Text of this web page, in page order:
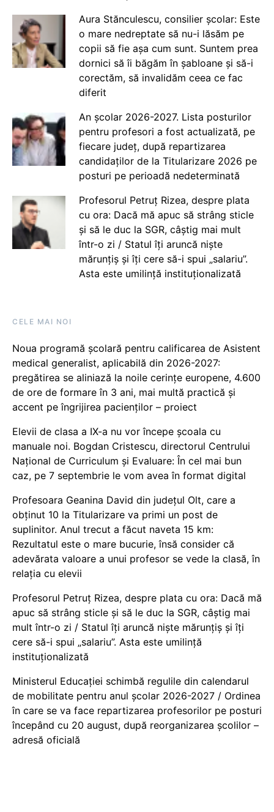
Aura Stănculescu, consilier școlar: Este
o mare nedreptate să nu-i lăsăm pe
copii să fie așa cum sunt. Suntem prea
dornici să îi băgăm în șabloane și să-i
corectăm, să invalidăm ceea ce fac
diferit
An școlar 2026-2027. Lista posturilor
pentru profesori a fost actualizată, pe
fiecare județ, după repartizarea
candidaților de la Titularizare 2026 pe
posturi pe perioadă nedeterminată
Profesorul Petruț Rizea, despre plata
cu ora: Dacă mă apuc să strâng sticle
și să le duc la SGR, câștig mai mult
într-o zi / Statul îți aruncă niște
mărunțiș și îți cere să-i spui „salariu”.
Asta este umilință instituționalizată
CELE MAI NOI
Noua programă școlară pentru calificarea de Asistent
medical generalist, aplicabilă din 2026-2027:
pregătirea se aliniază la noile cerințe europene, 4.600
de ore de formare în 3 ani, mai multă practică și
accent pe îngrijirea pacienților – proiect
Elevii de clasa a IX-a nu vor începe școala cu
manuale noi. Bogdan Cristescu, directorul Centrului
Național de Curriculum și Evaluare: În cel mai bun
caz, pe 7 septembrie le vom avea în format digital
Profesoara Geanina David din județul Olt, care a
obținut 10 la Titularizare va primi un post de
suplinitor. Anul trecut a făcut naveta 15 km:
Rezultatul este o mare bucurie, însă consider că
adevărata valoare a unui profesor se vede la clasă, în
relația cu elevii
Profesorul Petruț Rizea, despre plata cu ora: Dacă mă
apuc să strâng sticle și să le duc la SGR, câștig mai
mult într-o zi / Statul îți aruncă niște mărunțiș și îți
cere să-i spui „salariu”. Asta este umilință
instituționalizată
Ministerul Educației schimbă regulile din calendarul
de mobilitate pentru anul școlar 2026-2027 / Ordinea
în care se va face repartizarea profesorilor pe posturi
începând cu 20 august, după reorganizarea școlilor –
adresă oficială